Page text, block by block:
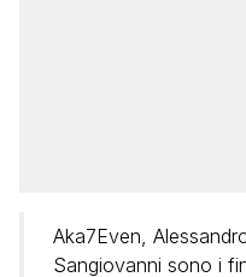
Aka7Even,
Sangiovanni sono i